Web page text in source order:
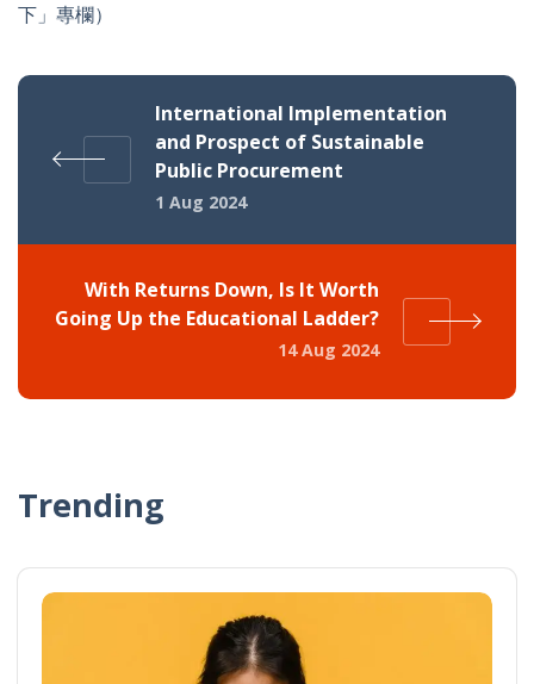
下」專欄）
International Implementation
and Prospect of Sustainable
Public Procurement
1 Aug 2024
With Returns Down, Is It Worth
Going Up the Educational Ladder?
14 Aug 2024
Trending